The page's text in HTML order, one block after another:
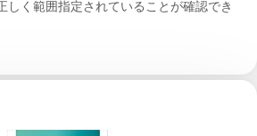
しく範囲指定されていることが確認でき